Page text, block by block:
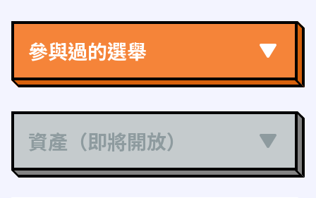
參與過的選舉
資產（即將開放）